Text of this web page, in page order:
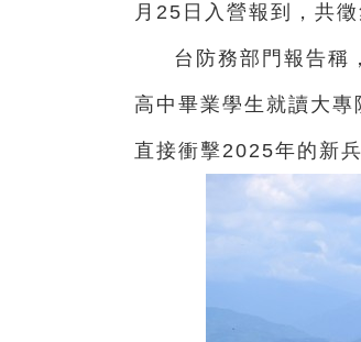
月25日入營報到，共
台防務部門報告稱
高中畢業學生就讀大
直接衝擊2025年的新兵